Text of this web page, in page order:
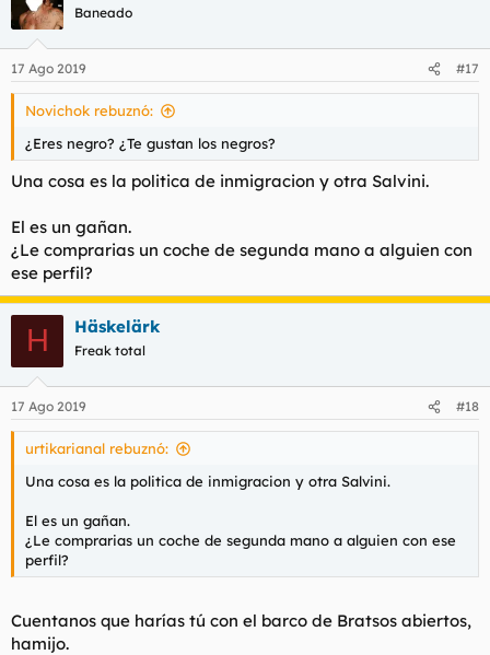
i
e
s
Baneado
17 Ago 2019 #17
Novichok rebuznó:
¿Eres negro? ¿Te gustan los negros?
Una cosa es la politica de inmigracion y otra Salvini.
El es un gañan.
¿Le comprarias un coche de segunda mano a alguien con
ese perfil?
H Häskelärk
Freak total
17 Ago 2019 #18
urtikarianal rebuznó:
Una cosa es la politica de inmigracion y otra Salvini.
El es un gañan.
¿Le comprarias un coche de segunda mano a alguien con ese
perfil?
Cuentanos que harías tú con el barco de Bratsos abiertos,
hamijo.